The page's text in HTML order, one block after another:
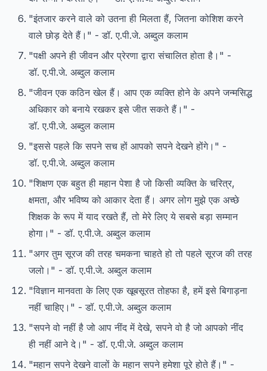
"इंतजार करने वाले को उतना ही मिलता हैं, जितना कोशिश करने
वाले छोड़ देते हैं।" - डॉ. ए.पी.जे. अब्दुल कलाम
"पक्षी अपने ही जीवन और प्रेरणा द्वारा संचालित होता है।" -
डॉ. ए.पी.जे. अब्दुल कलाम
"जीवन एक कठिन खेल हैं। आप एक व्यक्ति होने के अपने जन्मसिद्ध
अधिकार को बनाये रखकर इसे जीत सकते हैं।" -
डॉ. ए.पी.जे. अब्दुल कलाम
"इससे पहले कि सपने सच हों आपको सपने देखने होंगे।" -
डॉ. ए.पी.जे. अब्दुल कलाम
"शिक्षण एक बहुत ही महान पेशा है जो किसी व्यक्ति के चरित्र,
क्षमता, और भविष्य को आकार देता हैं। अगर लोग मुझे एक अच्छे
शिक्षक के रूप में याद रखते हैं, तो मेरे लिए ये सबसे बड़ा सम्मान
होगा।" - डॉ. ए.पी.जे. अब्दुल कलाम
"अगर तुम सूरज की तरह चमकना चाहते हो तो पहले सूरज की तरह
जलो।" - डॉ. ए.पी.जे. अब्दुल कलाम
"विज्ञान मानवता के लिए एक खूबसूरत तोहफा है, हमें इसे बिगाड़ना
नहीं चाहिए।" - डॉ. ए.पी.जे. अब्दुल कलाम
"सपने वो नहीं है जो आप नींद में देखे, सपने वो है जो आपको नींद
ही नहीं आने दे।" - डॉ. ए.पी.जे. अब्दुल कलाम
"महान सपने देखने वालों के महान सपने हमेशा पूरे होते हैं।" -